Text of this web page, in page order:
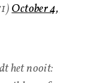
October 4,
het nooit: